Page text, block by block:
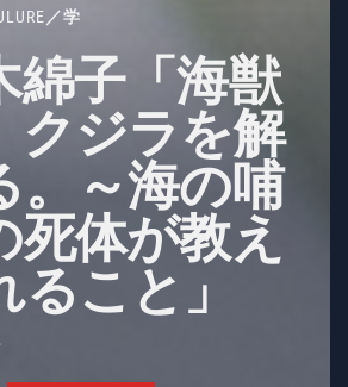
／学
綿子「海獣
クジラを解
。～海の哺
死体が教え
こと」